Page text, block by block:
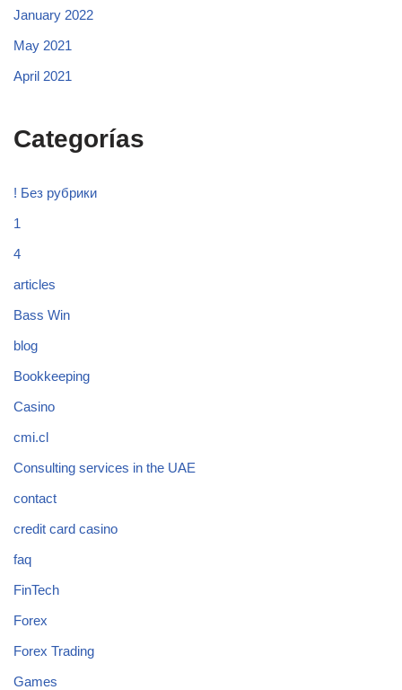
January 2022
May 2021
April 2021
Categorías
! Без рубрики
1
4
articles
Bass Win
blog
Bookkeeping
Casino
cmi.cl
Consulting services in the UAE
contact
credit card casino
faq
FinTech
Forex
Forex Trading
Games